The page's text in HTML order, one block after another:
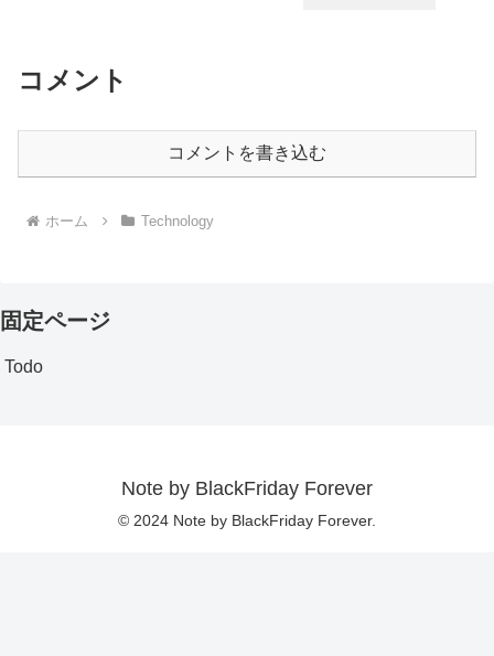
コメント
コメントを書き込む
ホーム Technology
固定ページ
Todo
Note by BlackFriday Forever
© 2024 Note by BlackFriday Forever.